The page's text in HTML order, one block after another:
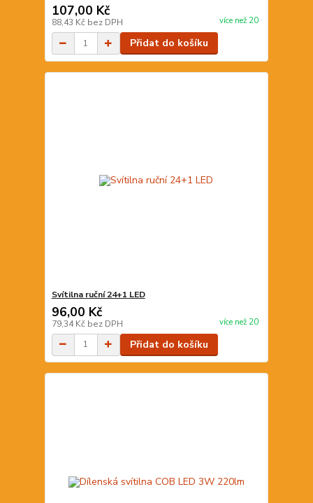
107,00 Kč
88,43 Kč bez DPH více než 20
Přidat do košíku
Svítilna ruční 24+1 LED
96,00 Kč
79,34 Kč bez DPH více než 20
Přidat do košíku